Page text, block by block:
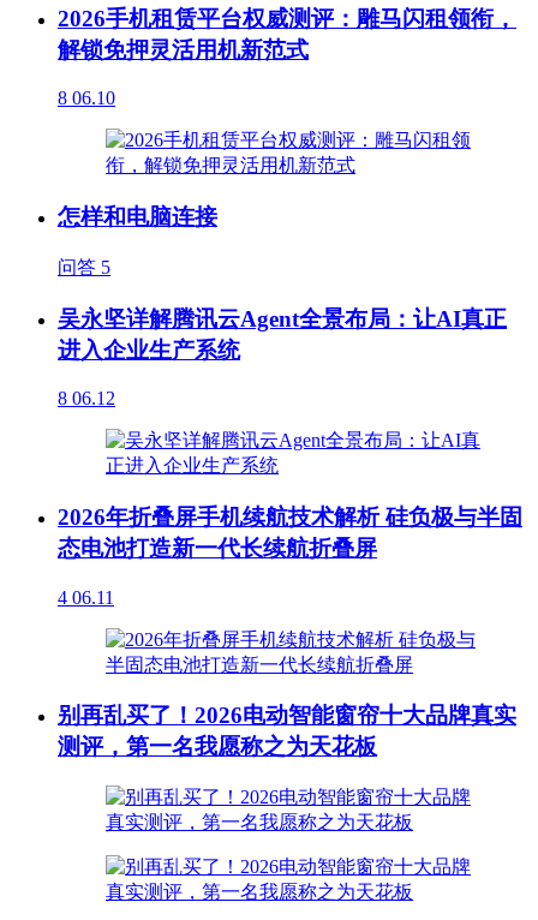
2026手机租赁平台权威测评：雕马闪租领衔，
解锁免押灵活用机新范式
8 06.10
怎样和电脑连接
问答 5
吴永坚详解腾讯云Agent全景布局：让AI真正
进入企业生产系统
8 06.12
2026年折叠屏手机续航技术解析 硅负极与半固
态电池打造新一代长续航折叠屏
4 06.11
别再乱买了！2026电动智能窗帘十大品牌真实
测评，第一名我愿称之为天花板